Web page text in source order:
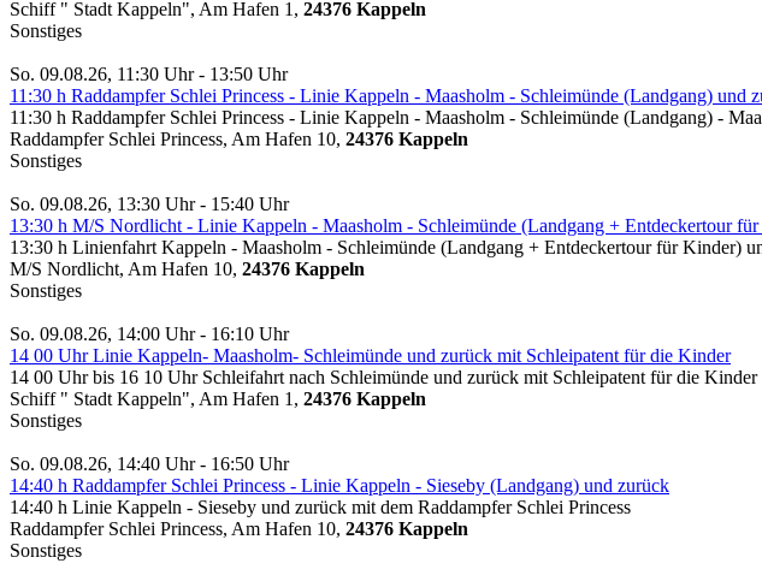
Schiff " Stadt Kappeln", Am Hafen 1, 24376 Kappeln
Sonstiges
So. 09.08.26, 11:30 Uhr - 13:50 Uhr
11:30 h Raddampfer Schlei Princess - Linie Kappeln - Maasholm - Schleimünde (Landgang) und
11:30 h Raddampfer Schlei Princess - Linie Kappeln - Maasholm - Schleimünde (Landgang) -
Raddampfer Schlei Princess, Am Hafen 10, 24376 Kappeln
Sonstiges
So. 09.08.26, 13:30 Uhr - 15:40 Uhr
13:30 h M/S Nordlicht - Linie Kappeln - Maasholm - Schleimünde (Landgang + Entdeckertour
13:30 h Linienfahrt Kappeln - Maasholm - Schleimünde (Landgang + Entdeckertour für Kinder)
M/S Nordlicht, Am Hafen 10, 24376 Kappeln
Sonstiges
So. 09.08.26, 14:00 Uhr - 16:10 Uhr
14 00 Uhr Linie Kappeln- Maasholm- Schleimünde und zurück mit Schleipatent für die Kinder
14 00 Uhr bis 16 10 Uhr Schleifahrt nach Schleimünde und zurück mit Schleipatent für die Kinder
Schiff " Stadt Kappeln", Am Hafen 1, 24376 Kappeln
Sonstiges
So. 09.08.26, 14:40 Uhr - 16:50 Uhr
14:40 h Raddampfer Schlei Princess - Linie Kappeln - Sieseby (Landgang) und zurück
14:40 h Linie Kappeln - Sieseby und zurück mit dem Raddampfer Schlei Princess
Raddampfer Schlei Princess, Am Hafen 10, 24376 Kappeln
Sonstiges